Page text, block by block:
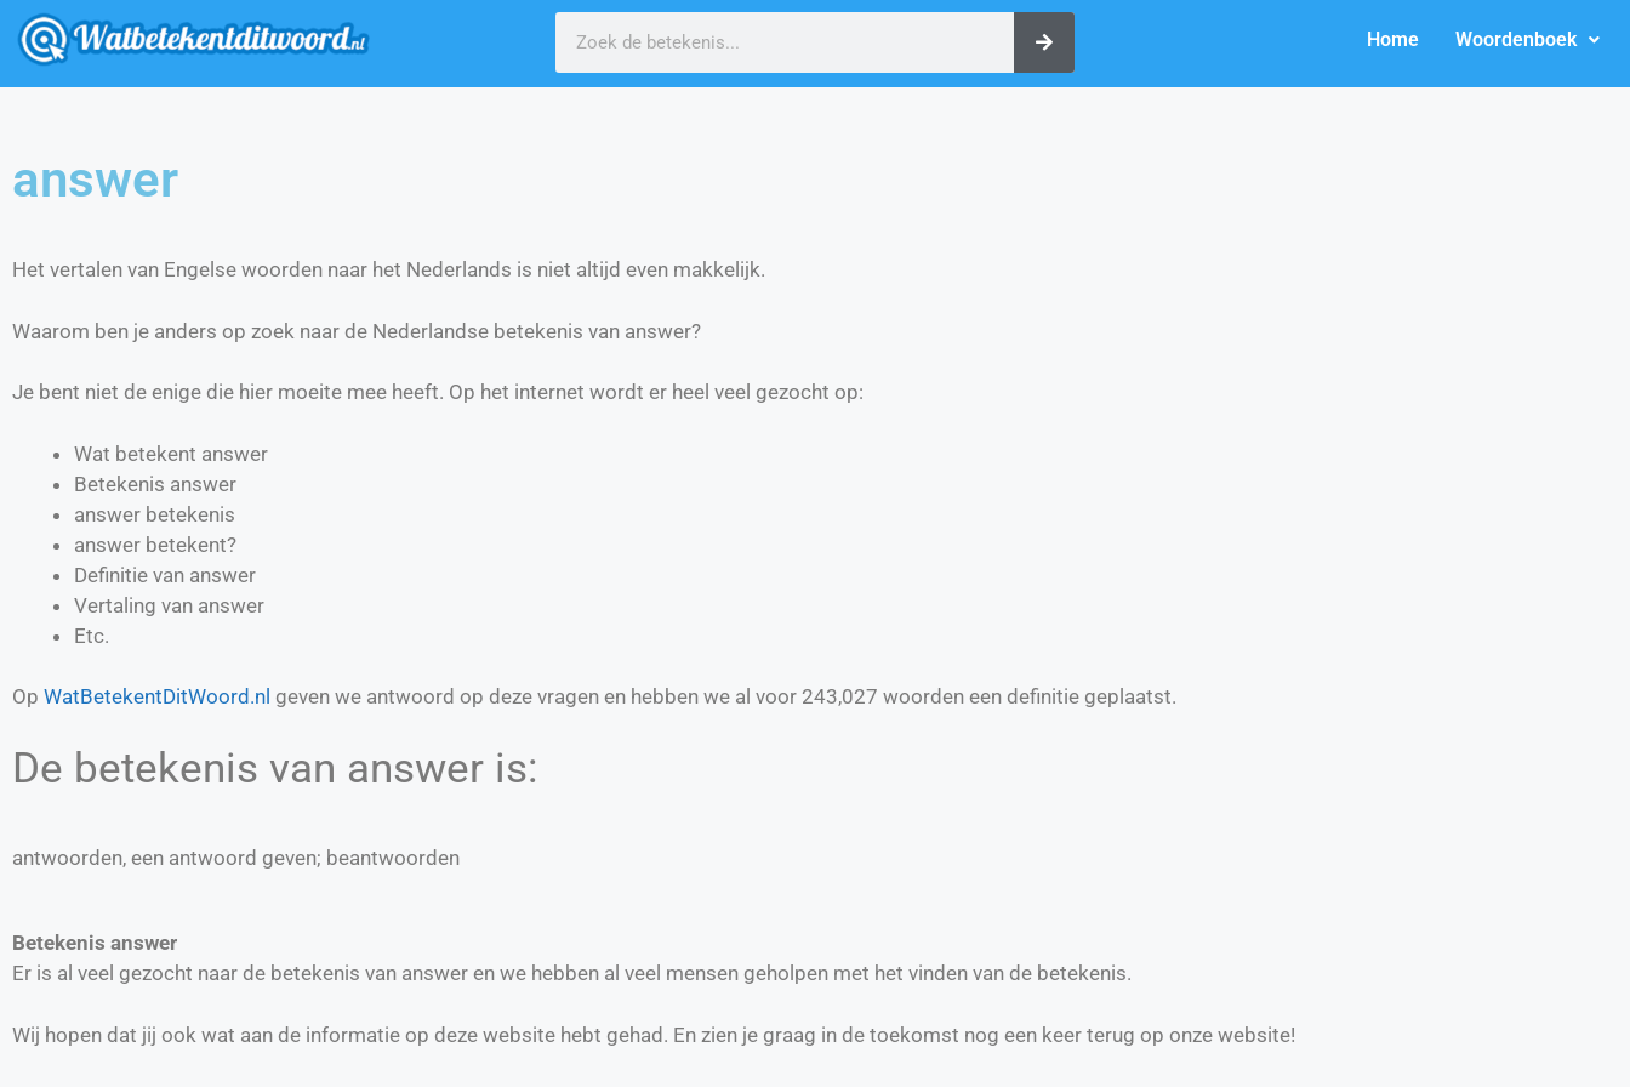
Home Woordenboek
answer
Het vertalen van Engelse woorden naar het Nederlands is niet altijd even makkelijk.
Waarom ben je anders op zoek naar de Nederlandse betekenis van answer?
Je bent niet de enige die hier moeite mee heeft. Op het internet wordt er heel veel gezocht op:
Wat betekent answer
Betekenis answer
answer betekenis
answer betekent?
Definitie van answer
Vertaling van answer
Etc.
Op WatBetekentDitWoord.nl geven we antwoord op deze vragen en hebben we al voor 243,027 woorden een definitie geplaatst.
De betekenis van answer is:
antwoorden, een antwoord geven; beantwoorden
Betekenis answer
Er is al veel gezocht naar de betekenis van answer en we hebben al veel mensen geholpen met het vinden van de betekenis.
Wij hopen dat jij ook wat aan de informatie op deze website hebt gehad. En zien je graag in de toekomst nog een keer terug op onze website!